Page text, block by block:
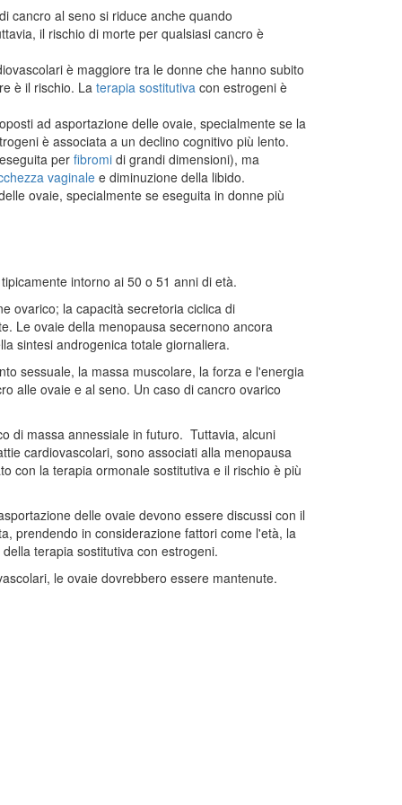
cancro al seno si riduce anche quando
il rischio di morte per qualsiasi cancro è
è maggiore tra le donne che hanno subito
è il rischio. La terapia sostitutivacon estrogeni è
ad asportazione delle ovaie, specialmente se la
è associata a un declino cognitivo più lento.
per fibromidi grandi dimensioni), ma
vaginalee diminuzione della libido.
ovaie, specialmente se eseguita in donne più
intorno ai 50 o 51 anni di età.
ovarico; la capacità secretoria ciclica di
Le ovaie della menopausa secernono ancora
sintesi androgenica totale giornaliera.
sessuale, la massa muscolare, la forza e l'energia
alle ovaie e al seno. Un caso di cancro ovarico
di massa annessiale in futuro. Tuttavia, alcuni
cardiovascolari, sono associati alla menopausa
con la terapia ormonale sostitutiva e il rischio è più
delle ovaie devono essere discussi con il
prendendo in considerazione fattori come l'età, la
terapia sostitutiva con estrogeni.
le ovaie dovrebbero essere mantenute.